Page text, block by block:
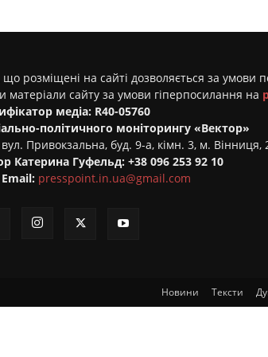
розміщені на сайті дозволяється за умови
матеріали сайту за умови гіперпосилання на
медіа: R40-05760
політичного моніторингу «Вектор»
Привокзальна, буд. 9-а, кімн. 3, м. Вінниця,
Катерина Гуфельд: +38 096 253 92 10
presspoint.in.ua@gmail.com
Новини Тексти